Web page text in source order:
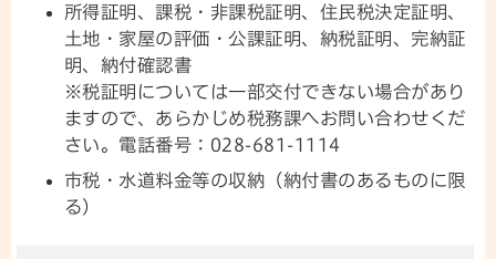
所得証明、課税・非課税証明、住民税決定証明、
土地・家屋の評価・公課証明、納税証明、完納証
明、納付確認書
※税証明については一部交付できない場合があり
ますので、あらかじめ税務課へお問い合わせくだ
さい。電話番号：028-681-1114
市税・水道料金等の収納（納付書のあるものに限
る）